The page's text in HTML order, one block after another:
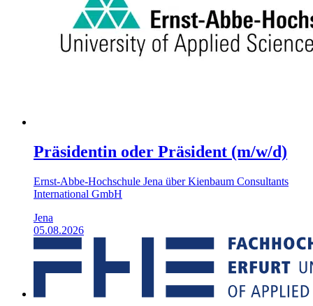
Präsidentin oder Präsident (m/w/d)
Ernst-Abbe-Hochschule Jena über Kienbaum Consultants
International GmbH
Jena
05.08.2026